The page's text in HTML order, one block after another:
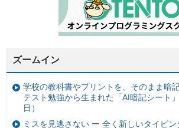
ズームイン
学校の教科書やプリントを、そのまま暗
テスト勉強から生まれた「AI暗記シート
日）
ミスを見逃さない ー 全く新しいタイピ